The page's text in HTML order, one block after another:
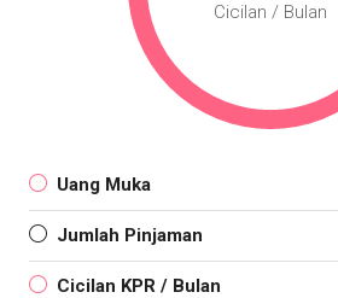
Cicilan / Bulan
Uang Muka
Jumlah Pinjaman
Cicilan KPR / Bulan